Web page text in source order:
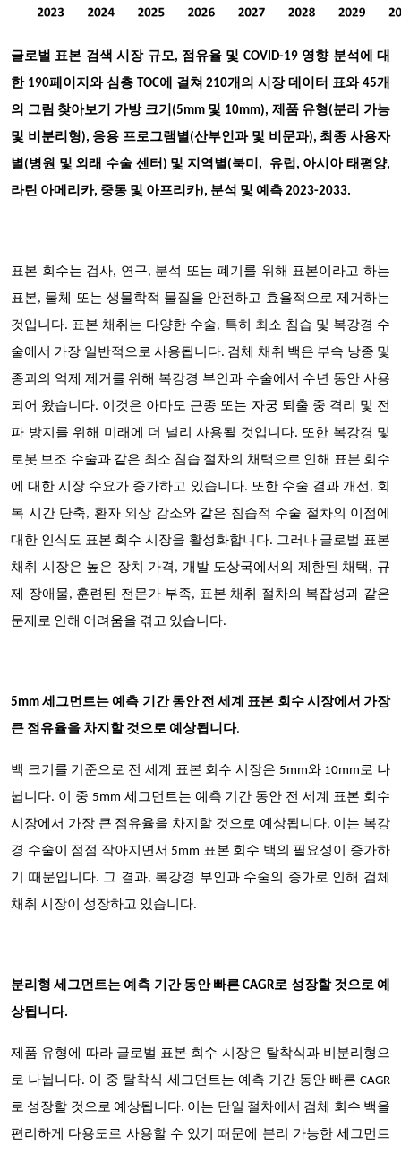
글로벌 표본 검색 시장 규모, 점유율 및 COVID-19 영향 분석에 대
한 190페이지와 심층 TOC에 걸쳐 210개의 시장 데이터 표와 45개
의 그림 찾아보기 가방 크기(5mm 및 10mm), 제품 유형(분리 가능
및 비분리형), 응용 프로그램별(산부인과 및 비문과), 최종 사용자
별(병원 및 외래 수술 센터) 및 지역별(북미, 유럽, 아시아 태평양,
라틴 아메리카, 중동 및 아프리카), 분석 및 예측 2023-2033.
표본 회수는 검사, 연구, 분석 또는 폐기를 위해 표본이라고 하는
표본, 물체 또는 생물학적 물질을 안전하고 효율적으로 제거하는
것입니다. 표본 채취는 다양한 수술, 특히 최소 침습 및 복강경 수
술에서 가장 일반적으로 사용됩니다. 검체 채취 백은 부속 낭종 및
종괴의 억제 제거를 위해 복강경 부인과 수술에서 수년 동안 사용
되어 왔습니다. 이것은 아마도 근종 또는 자궁 퇴출 중 격리 및 전
파 방지를 위해 미래에 더 널리 사용될 것입니다. 또한 복강경 및
로봇 보조 수술과 같은 최소 침습 절차의 채택으로 인해 표본 회수
에 대한 시장 수요가 증가하고 있습니다. 또한 수술 결과 개선, 회
복 시간 단축, 환자 외상 감소와 같은 침습적 수술 절차의 이점에
대한 인식도 표본 회수 시장을 활성화합니다. 그러나 글로벌 표본
채취 시장은 높은 장치 가격, 개발 도상국에서의 제한된 채택, 규
제 장애물, 훈련된 전문가 부족, 표본 채취 절차의 복잡성과 같은
문제로 인해 어려움을 겪고 있습니다.
5mm 세그먼트는 예측 기간 동안 전 세계 표본 회수 시장에서 가장
큰 점유율을 차지할 것으로 예상됩니다.
백 크기를 기준으로 전 세계 표본 회수 시장은 5mm와 10mm로 나
뉩니다. 이 중 5mm 세그먼트는 예측 기간 동안 전 세계 표본 회수
시장에서 가장 큰 점유율을 차지할 것으로 예상됩니다. 이는 복강
경 수술이 점점 작아지면서 5mm 표본 회수 백의 필요성이 증가하
기 때문입니다. 그 결과, 복강경 부인과 수술의 증가로 인해 검체
채취 시장이 성장하고 있습니다.
분리형 세그먼트는 예측 기간 동안 빠른 CAGR로 성장할 것으로 예
상됩니다.
제품 유형에 따라 글로벌 표본 회수 시장은 탈착식과 비분리형으
로 나뉩니다. 이 중 탈착식 세그먼트는 예측 기간 동안 빠른 CAGR
로 성장할 것으로 예상됩니다. 이는 단일 절차에서 검체 회수 백을
편리하게 다용도로 사용할 수 있기 때문에 분리 가능한 세그먼트